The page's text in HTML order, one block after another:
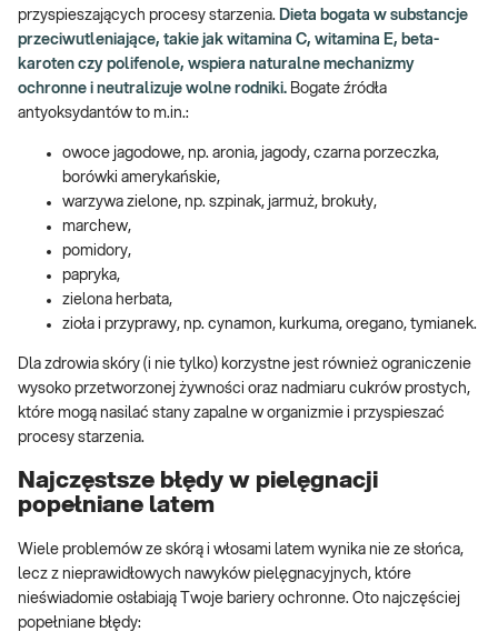
przyspieszających procesy starzenia. Dieta bogata w substancje
przeciwutleniające, takie jak witamina C, witamina E, beta-
karoten czy polifenole, wspiera naturalne mechanizmy
ochronne i neutralizuje wolne rodniki. Bogate źródła
antyoksydantów to m.in.:
owoce jagodowe, np. aronia, jagody, czarna porzeczka,
borówki amerykańskie,
warzywa zielone, np. szpinak, jarmuż, brokuły,
marchew,
pomidory,
papryka,
zielona herbata,
zioła i przyprawy, np. cynamon, kurkuma, oregano, tymianek.
Dla zdrowia skóry (i nie tylko) korzystne jest również ograniczenie
wysoko przetworzonej żywności oraz nadmiaru cukrów prostych,
które mogą nasilać stany zapalne w organizmie i przyspieszać
procesy starzenia.
Najczęstsze błędy w pielęgnacji
popełniane latem
Wiele problemów ze skórą i włosami latem wynika nie ze słońca,
lecz z nieprawidłowych nawyków pielęgnacyjnych, które
nieświadomie osłabiają Twoje bariery ochronne. Oto najczęściej
popełniane błędy: